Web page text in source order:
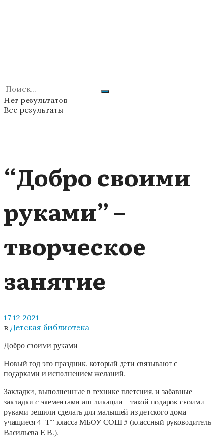
Нет результатов
Все результаты
“Добро своими
руками” –
творческое
занятие
17.12.2021
в Детская библиотека
Добро своими руками
Новый год это праздник, который дети связывают с
подарками и исполнением желаний.
Закладки, выполненные в технике плетения, и забавные
закладки с элементами аппликации – такой подарок своими
руками решили сделать для малышей из детского дома
учащиеся 4 “Г” класса МБОУ СОШ 5 (классный руководитель
Васильева Е.В.).